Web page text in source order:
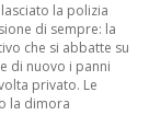
la polizia
di sempre: la
che si abbatte su
di nuovo i panni
privato. Le
la dimora